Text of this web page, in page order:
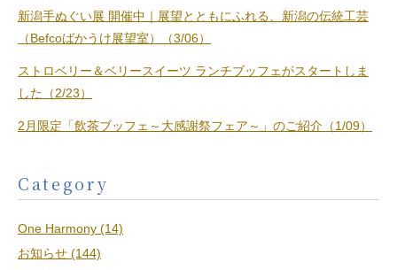
新潟手ぬぐい展 開催中｜展望とともにふれる、新潟の伝統工芸
（Befcoばかうけ展望室）（3/06）
ストロベリー＆ベリースイーツ ランチブッフェがスタートしま
した（2/23）
2月限定「飲茶ブッフェ～大感謝祭フェア～」のご紹介（1/09）
Category
One Harmony (14)
お知らせ (144)